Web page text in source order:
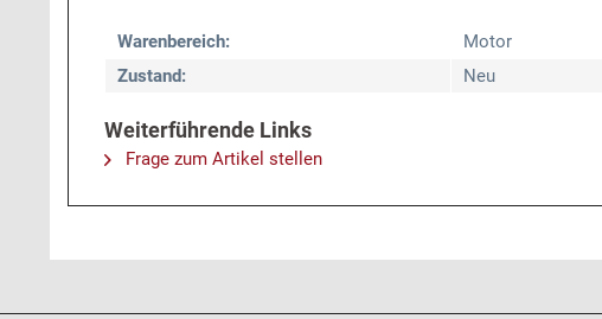
Warenbereich:
Motor
Zustand:
Neu
Weiterführende Links
Frage zum Artikel stellen